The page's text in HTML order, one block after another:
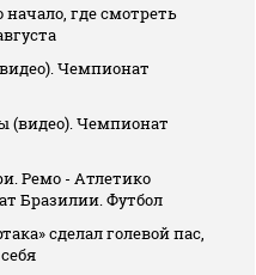
начало, где смотреть
Чемпионат
(видео). Чемпионат
Ремо - Атлетико
Бразилии. Футбол
сделал голевой пас,